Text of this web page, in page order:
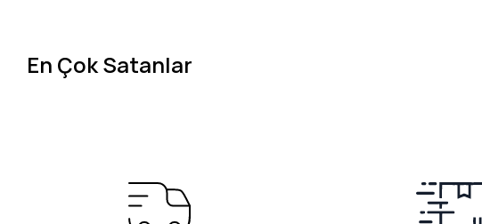
En Çok Satanlar